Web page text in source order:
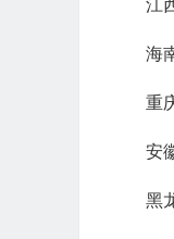
江
海
重
安
黑